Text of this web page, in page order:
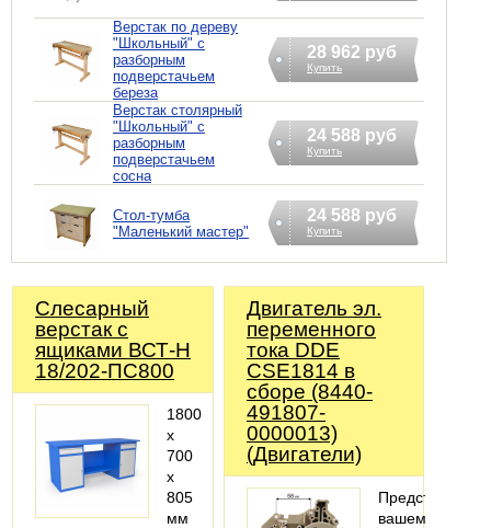
Верстак по дереву
"Школьный" с
разборным
подверстачьем
береза
28 962 руб
Купить
Верстак столярный
"Школьный" с
разборным
подверстачьем
сосна
24 588 руб
Купить
Стол-тумба
"Маленький мастер"
24 588 руб
Купить
Слесарный
верстак с
ящиками ВСТ-Н
18/202-ПС800
1800
х
700
х
805
мм
Двигатель эл.
переменного
тока DDE
CSE1814 в
сборе (8440-
491807-
0000013)
(Двигатели)
Представляем
вашему